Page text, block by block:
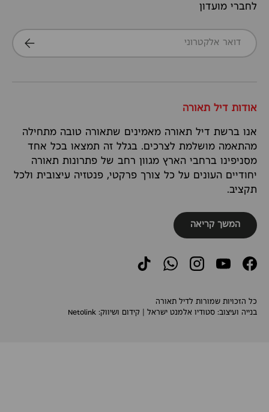
לחברי מועדון
דואר אלקטרוני
הרשמה
אודות דיל תאורה
אנו ברשת דיל תאורה מאמינים שתאורה טובה מתחילה
מהתאמה מושלמת לצרכים. בגלל זה תמצאו בכל אחד
מסניפינו ברחבי הארץ מגוון רחב של פתרונות תאורה
יחודיים העונים על כל צורך פרקטי, פנטזיה עיצובית ולכל
תקציב.
המשך קריאה
Facebook
YouTube
Instagram
WhatsApp
TikTok
כל הזכויות שמורות לדיל תאורה
בנייה ועיצוב: סטודיו אלמנט ישראל | קידום ושיווק: Netolink